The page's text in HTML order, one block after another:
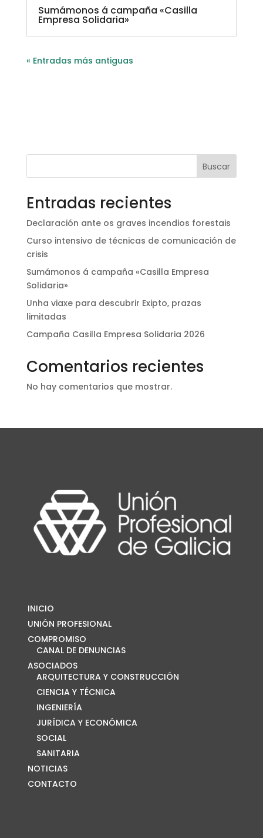
Sumámonos á campaña «Casilla
Empresa Solidaria»
« Entradas más antiguas
Buscar
Entradas recientes
Declaración ante os graves incendios forestais
Curso intensivo de técnicas de comunicación de
crisis
Sumámonos á campaña «Casilla Empresa
Solidaria»
Unha viaxe para descubrir Exipto, prazas
limitadas
Campaña Casilla Empresa Solidaria 2026
Comentarios recientes
No hay comentarios que mostrar.
INICIO
UNIÓN PROFESIONAL
COMPROMISO
CANAL DE DENUNCIAS
ASOCIADOS
ARQUITECTURA Y CONSTRUCCIÓN
CIENCIA Y TÉCNICA
INGENIERÍA
JURÍDICA Y ECONÓMICA
SOCIAL
SANITARIA
NOTICIAS
CONTACTO